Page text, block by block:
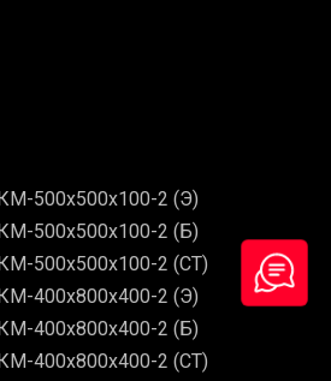
500х500х100-2 (Э)
500х500х100-2 (Б)
500х500х100-2 (СТ)
400х800х400-2 (Э)
400х800х400-2 (Б)
400х800х400-2 (СТ)